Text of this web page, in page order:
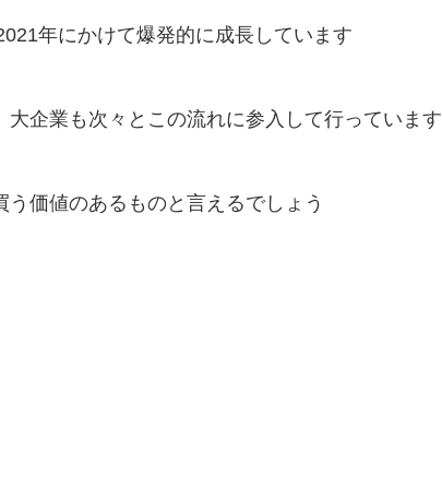
年にかけて爆発的に成長しています
企業も次々とこの流れに参入して行っています
価値のあるものと言えるでしょう